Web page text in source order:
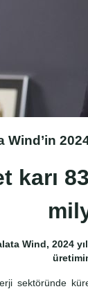
Wind’in
karı
Wind, 2024
sektöründe